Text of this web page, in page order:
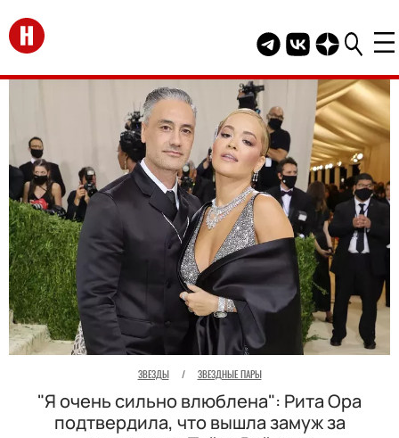
Перейти на главную
Telegram канал
Группа HELLO
Канал
ЗВЕЗДЫ / ЗВЕЗДНЫЕ ПАРЫ
"Я очень сильно влюблена": Рита Ора
подтвердила, что вышла замуж за